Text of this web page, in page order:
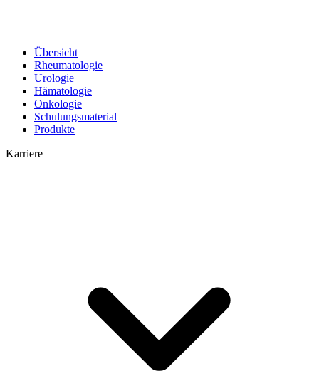
Übersicht
Rheumatologie
Urologie
Hämatologie
Onkologie
Schulungsmaterial
Produkte
Karriere